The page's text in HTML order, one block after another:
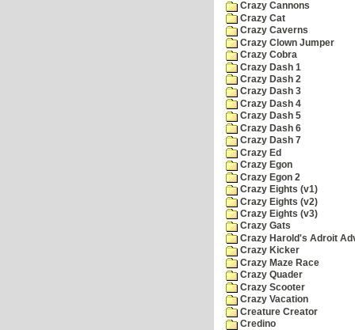
Crazy Cannons
Crazy Cat
Crazy Caverns
Crazy Clown Jumper
Crazy Cobra
Crazy Dash 1
Crazy Dash 2
Crazy Dash 3
Crazy Dash 4
Crazy Dash 5
Crazy Dash 6
Crazy Dash 7
Crazy Ed
Crazy Egon
Crazy Egon 2
Crazy Eights (v1)
Crazy Eights (v2)
Crazy Eights (v3)
Crazy Gats
Crazy Harold's Adroit
Crazy Kicker
Crazy Maze Race
Crazy Quader
Crazy Scooter
Crazy Vacation
Creature Creator
Credino